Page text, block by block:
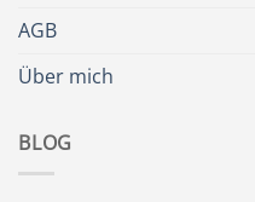
AGB
Über mich
BLOG